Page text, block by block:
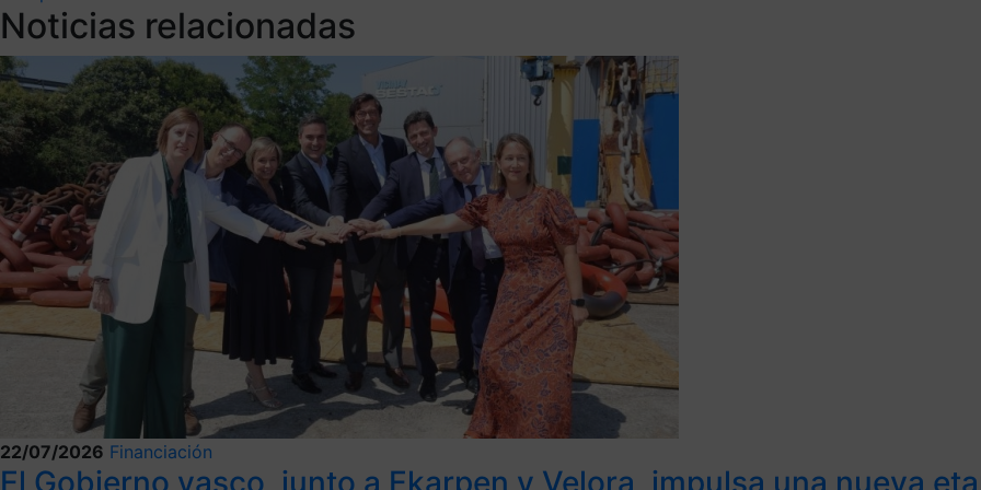
Noticias relacionadas
22/07/2026 Financiación
El Gobierno vasco, junto a Ekarpen y Velora, impulsa una nueva